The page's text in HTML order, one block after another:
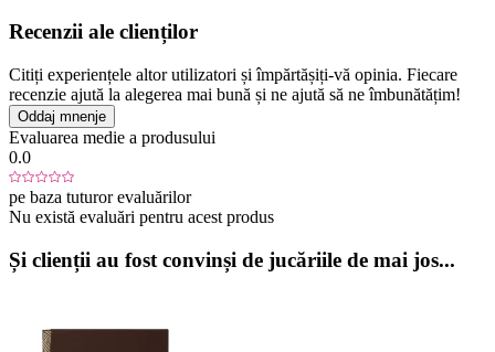
Recenzii ale clienților
Citiți experiențele altor utilizatori și împărtășiți-vă opinia. Fiecare
recenzie ajută la alegerea mai bună și ne ajută să ne îmbunătățim!
Oddaj mnenje
Evaluarea medie a produsului
0.0
pe baza tuturor evaluărilor
Nu există evaluări pentru acest produs
Și clienții au fost convinși de jucăriile de mai jos...